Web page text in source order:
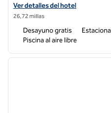
Ver detalles del hotel para
Ver detalles del hotel
26,72 millas
Desayuno gratis
Piscina al aire libre
1 de 12